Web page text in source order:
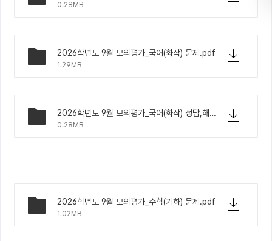
0.28MB
2026학년도 9월 모의평가_국어(화작) 문제.pdf
1.29MB
2026학년도 9월 모의평가_국어(화작) 정답,해설.pdf
0.28MB
2026학년도 9월 모의평가_수학(기하) 문제.pdf
1.02MB